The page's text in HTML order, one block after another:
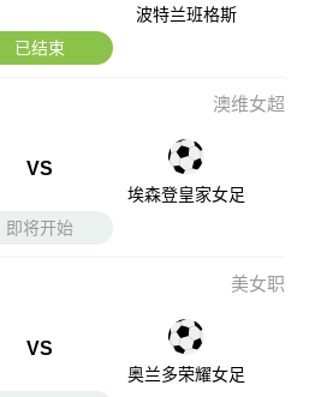
波特兰班格斯
已结束
澳维女超
VS
埃森登皇家女足
即将开始
美女职
VS
奥兰多荣耀女足